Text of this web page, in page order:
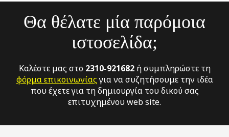
Θα θέλατε μία παρόμοια
ιστοσελίδα;
Καλέστε μας στο 2310-921682ή συμπληρώστε τη
φόρμα επικοινωνίαςγια να συζητήσουμε την ιδέα
που έχετε για τη δημιουργία του δικού σας
επιτυχημένου web site.